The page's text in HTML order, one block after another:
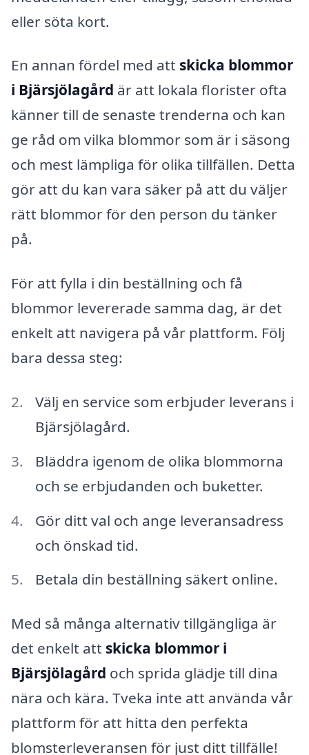
eller söta kort.
En annan fördel med att skicka blommor
i Bjärsjölagård är att lokala florister ofta
känner till de senaste trenderna och kan
ge råd om vilka blommor som är i säsong
och mest lämpliga för olika tillfällen. Detta
gör att du kan vara säker på att du väljer
rätt blommor för den person du tänker
på.
För att fylla i din beställning och få
blommor levererade samma dag, är det
enkelt att navigera på vår plattform. Följ
bara dessa steg:
Välj en service som erbjuder leverans i
Bjärsjölagård.
Bläddra igenom de olika blommorna
och se erbjudanden och buketter.
Gör ditt val och ange leveransadress
och önskad tid.
Betala din beställning säkert online.
Med så många alternativ tillgängliga är
det enkelt att skicka blommor i
Bjärsjölagård och sprida glädje till dina
nära och kära. Tveka inte att använda vår
plattform för att hitta den perfekta
blomsterleveransen för just ditt tillfälle!